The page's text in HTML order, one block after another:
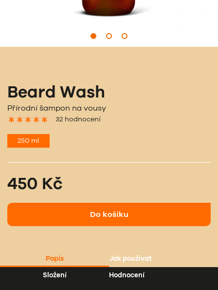
Beard Wash
Přírodní šampon na vousy
32 hodnocení
250 ml
450 Kč
Do košíku
Popis
Jak používat
Složení
Hodnocení